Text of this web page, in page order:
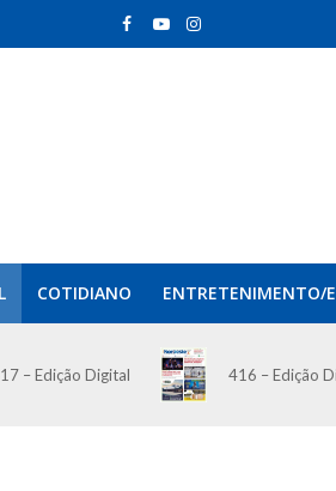
COTIDIANO ENTRETENIMENTO/
– Edição Digital 416 – Edição